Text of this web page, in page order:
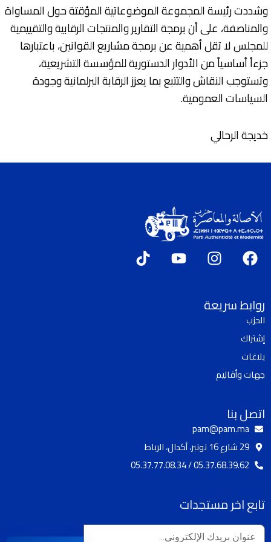
وشددت رئيسة المجموعة الموضوعاتية المؤقتة حول المساواة
والمناصفة، على أن برمجة التقارير والمنتجات الرقابية والتقييمية
للمجلس لا تقل أهمية عن برمجة مشاريع القوانين، باعتبارها
جزءاً أساسياً من الأدوار الدستورية للمؤسسة التشريعية،
وتستوجب النقاش والتتبع بما يعزز الرقابة البرلمانية وجودة
السياسات العمومية.
خديجة الرحالي
F
a
b
o
o
k
I
n
a
Y
o
T
i
روابط سريعة
الحزب
إشتراك
بلاغات
جهات وأقاليم
اتصل بنا
pam@pam.ma
29 شارع 16 نونبر، أكدال، الرباط
05.37.68.39.62 / 05.37.77.08.34
تابع اخر مستجدات